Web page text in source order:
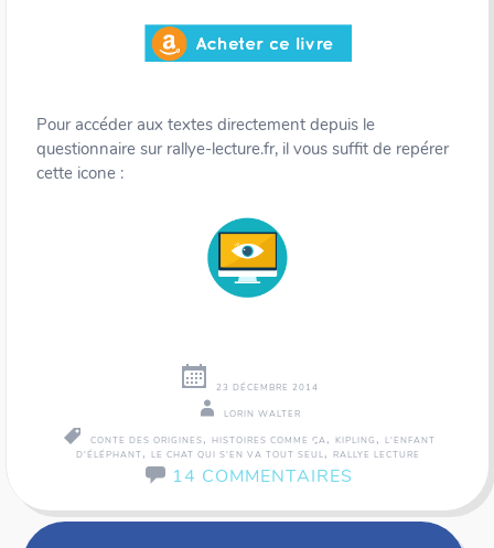
Pour accéder aux textes directement depuis le
questionnaire sur rallye-lecture.fr, il vous suffit de repérer
cette icone :
23 DÉCEMBRE 2014
LORIN WALTER
CONTE DES ORIGINES, HISTOIRES COMME ÇA, KIPLING , L'ENFANT
D'ÉLÉPHANT, LE CHAT QUI S'EN VA TOUT SEUL, RALLYE LECTURE
14 COMMENTAIRES